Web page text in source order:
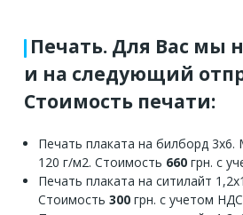
Печать. Для Вас мы
и на следующий
Стоимость печати:
Печать плаката на билборд
120 г/м2. Стоимость 660 грн. с
Печать плаката на ситилайт
Стоимость 300 грн. с учетом НДС